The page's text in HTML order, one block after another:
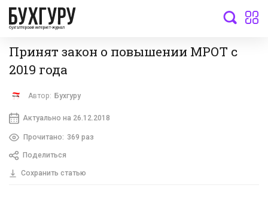
бухгалтерский интернет-журнал
Принят закон о повышении МРОТ с
2019 года
Автор: Бухгуру
Актуально на 26.12.2018
Прочитано: 369 раз
Поделиться
Сохранить статью